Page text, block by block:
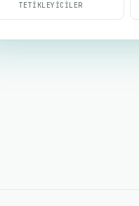
TETIKLEYICILER